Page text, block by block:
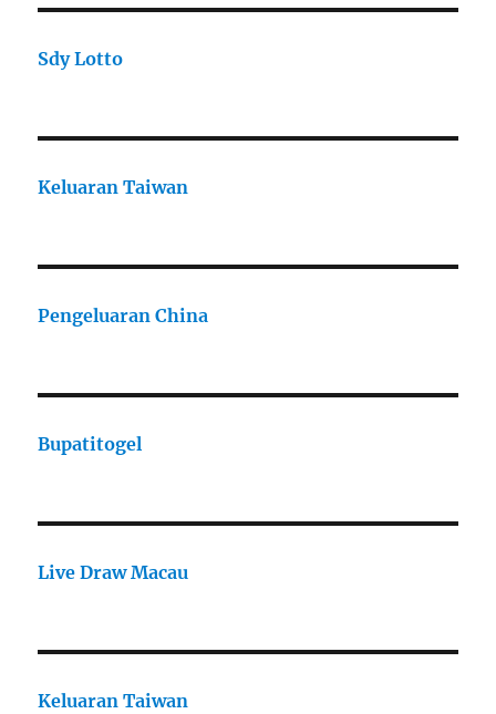
Sdy Lotto
Keluaran Taiwan
Pengeluaran China
Bupatitogel
Live Draw Macau
Keluaran Taiwan